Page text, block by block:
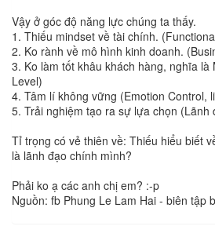
Vậy ở góc độ năng lực chúng ta thấy.
1. Thiếu mindset về tài chính.
2. Ko rành về mô hình kinh doanh.
3. Ko làm tốt khâu khách hàng, nghĩa là
Level)
4. Tâm lí không vững (Emotion Control,
5. Trải nghiệm tạo ra sự lựa chọn (Lãnh
Tỉ trọng có vẻ thiên về: Thiếu hiểu biết
là lãnh đạo chính mình?
Phải ko ạ các anh chị em? :-p
Nguồn: fb Phung Le Lam Hai - biên tập